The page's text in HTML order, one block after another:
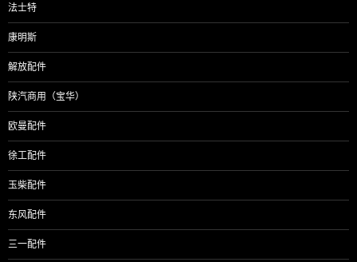
法士特
康明斯
解放配件
陕汽商用（宝华）
欧曼配件
徐工配件
玉柴配件
东风配件
三一配件